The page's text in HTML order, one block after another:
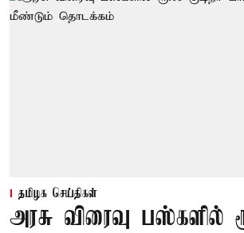
தமிழக செய்திகள்
அரசு விரைவு பஸ்களில்